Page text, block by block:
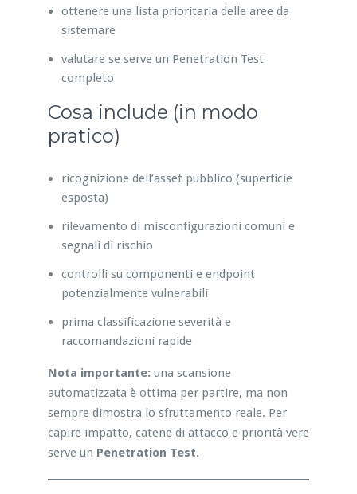
ottenere una lista prioritaria delle aree da
sistemare
valutare se serve un Penetration Test
completo
Cosa include (in modo
pratico)
ricognizione dell’asset pubblico (superficie
esposta)
rilevamento di misconfigurazioni comuni e
segnali di rischio
controlli su componenti e endpoint
potenzialmente vulnerabili
prima classificazione severità e
raccomandazioni rapide
Nota importante: una scansione
automatizzata è ottima per partire, ma non
sempre dimostra lo sfruttamento reale. Per
capire impatto, catene di attacco e priorità vere
serve un Penetration Test.